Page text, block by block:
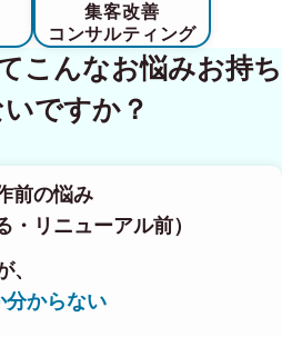
集客改善
コンサルティング
こんなお悩みお持ち
ですか？
前の悩み
・リニューアル前）
、
分からない